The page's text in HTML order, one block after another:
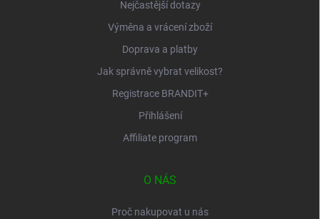
Nejčastější dotazy
Výměna a vrácení zboží
Doprava a platby
Jak správně vybrat velikost?
Registrace BRANDIT+
Přihlášení
Affiliate program
O NÁS
Proč nakupovat u nás